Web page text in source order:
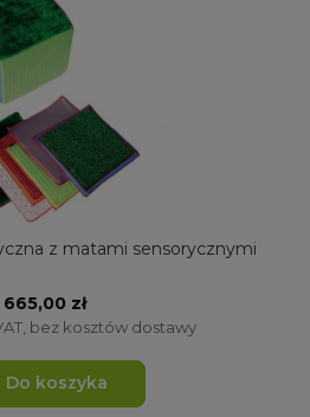
z matami sensorycznymi
665,00 zł
bez kosztów dostawy
Do koszyka